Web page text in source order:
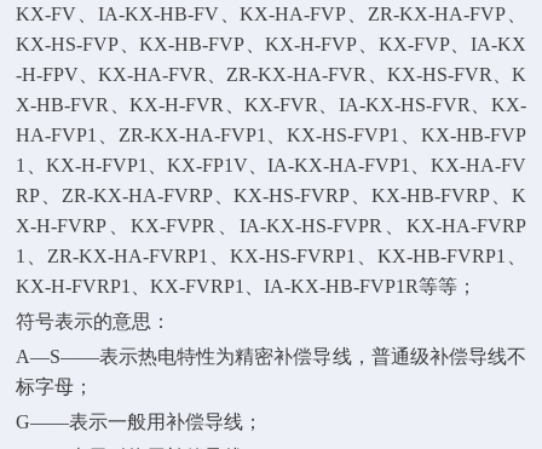
KX-FV、IA-KX-HB-FV、KX-HA-FVP、ZR-KX-HA-FVP、
KX-HS-FVP、KX-HB-FVP、KX-H-FVP、KX-FVP、IA-KX
-H-FPV、KX-HA-FVR、ZR-KX-HA-FVR、KX-HS-FVR、K
X-HB-FVR、KX-H-FVR、KX-FVR、IA-KX-HS-FVR、KX-
HA-FVP1、ZR-KX-HA-FVP1、KX-HS-FVP1、KX-HB-FVP
1、KX-H-FVP1、KX-FP1V、IA-KX-HA-FVP1、KX-HA-FV
RP、ZR-KX-HA-FVRP、KX-HS-FVRP、KX-HB-FVRP、K
X-H-FVRP、KX-FVPR、IA-KX-HS-FVPR、KX-HA-FVRP
1、ZR-KX-HA-FVRP1、KX-HS-FVRP1、KX-HB-FVRP1、
KX-H-FVRP1、KX-FVRP1、IA-KX-HB-FVP1R等等；
符号表示的意思：
A—S——表示热电特性为精密补偿导线，普通级补偿导线不
标字母；
G——表示一般用补偿导线；